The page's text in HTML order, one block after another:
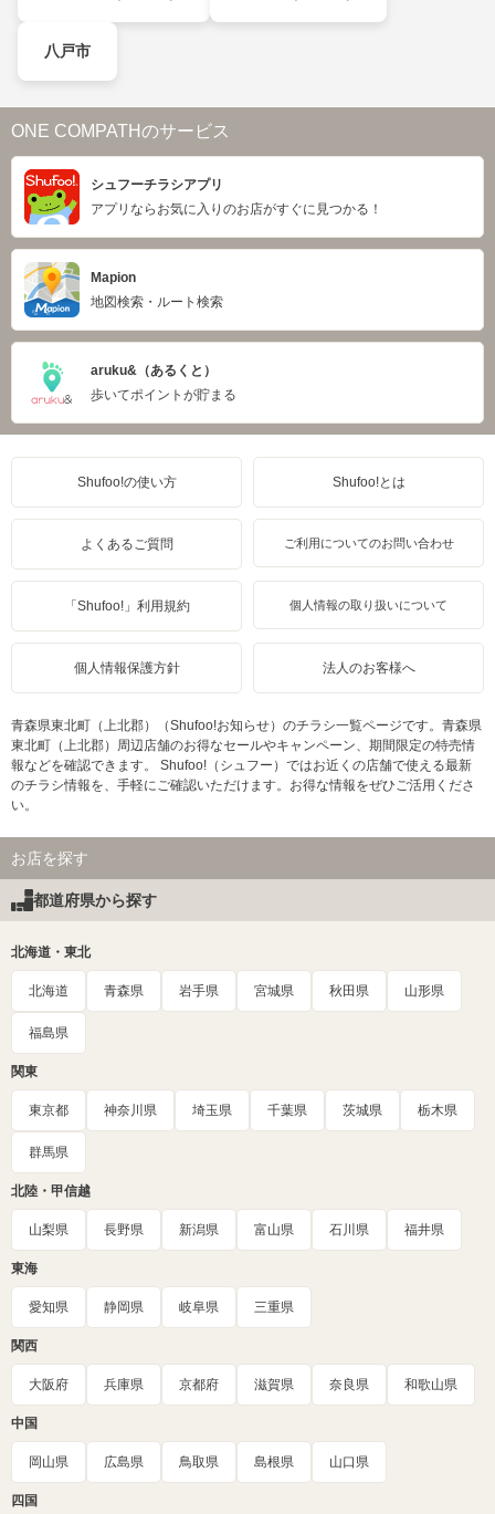
八戸市
ONE COMPATHのサービス
シュフーチラシアプリ
アプリならお気に入りのお店がすぐに見つかる！
Mapion
地図検索・ルート検索
aruku&（あるくと）
歩いてポイントが貯まる
Shufoo!の使い方 Shufoo!とは
よくあるご質問 ご利用についてのお問い合わせ
「Shufoo!」利用規約 個人情報の取り扱いについて
個人情報保護方針 法人のお客様へ
青森県東北町（上北郡）（Shufoo!お知らせ）のチラシ一覧ページです。青森県
東北町（上北郡）周辺店舗のお得なセールやキャンペーン、期間限定の特売情
報などを確認できます。 Shufoo!（シュフー）ではお近くの店舗で使える最新
のチラシ情報を、手軽にご確認いただけます。お得な情報をぜひご活用くださ
い。
お店を探す
都道府県から探す
北海道・東北
北海道 青森県 岩手県 宮城県 秋田県 山形県
福島県
関東
東京都 神奈川県 埼玉県 千葉県 茨城県 栃木県
群馬県
北陸・甲信越
山梨県 長野県 新潟県 富山県 石川県 福井県
東海
愛知県 静岡県 岐阜県 三重県
関西
大阪府 兵庫県 京都府 滋賀県 奈良県 和歌山県
中国
岡山県 広島県 鳥取県 島根県 山口県
四国